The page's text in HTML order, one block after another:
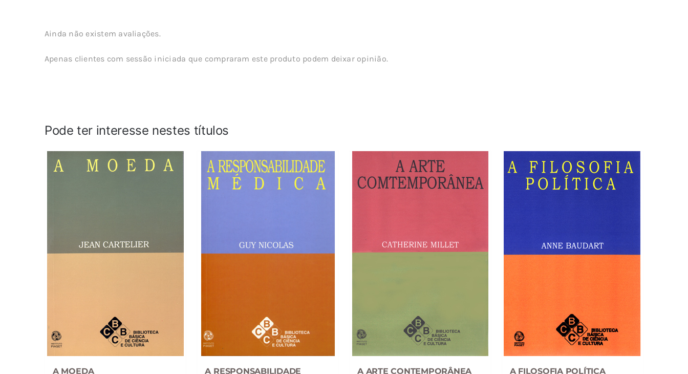
Ainda não existem avaliações.
Apenas clientes com sessão iniciada que compraram este produto podem deixar opinião.
Pode ter interesse nestes títulos
A MOEDA
A RESPONSABILIDADE
A ARTE CONTEMPORÂNEA A FILOSOFIA POLÍTICA